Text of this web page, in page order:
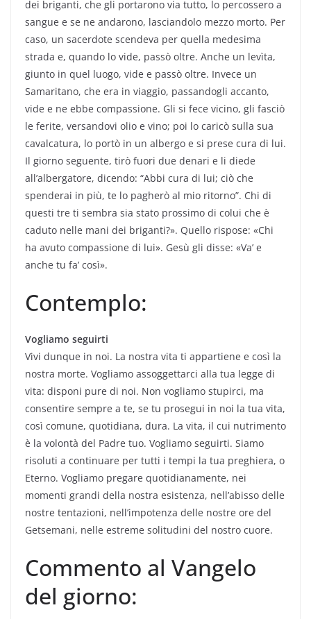
dei briganti, che gli portarono via tutto, lo percossero a
sangue e se ne andarono, lasciandolo mezzo morto. Per
caso, un sacerdote scendeva per quella medesima
strada e, quando lo vide, passò oltre. Anche un levìta,
giunto in quel luogo, vide e passò oltre. Invece un
Samaritano, che era in viaggio, passandogli accanto,
vide e ne ebbe compassione. Gli si fece vicino, gli fasciò
le ferite, versandovi olio e vino; poi lo caricò sulla sua
cavalcatura, lo portò in un albergo e si prese cura di lui.
Il giorno seguente, tirò fuori due denari e li diede
all’albergatore, dicendo: “Abbi cura di lui; ciò che
spenderai in più, te lo pagherò al mio ritorno”. Chi di
questi tre ti sembra sia stato prossimo di colui che è
caduto nelle mani dei briganti?». Quello rispose: «Chi
ha avuto compassione di lui». Gesù gli disse: «Va’ e
anche tu fa’ così».
Contemplo:
Vogliamo seguirti
Vivi dunque in noi. La nostra vita ti appartiene e così la
nostra morte. Vogliamo assoggettarci alla tua legge di
vita: disponi pure di noi. Non vogliamo stupirci, ma
consentire sempre a te, se tu prosegui in noi la tua vita,
così comune, quotidiana, dura. La vita, il cui nutrimento
è la volontà del Padre tuo. Vogliamo seguirti. Siamo
risoluti a continuare per tutti i tempi la tua preghiera, o
Eterno. Vogliamo pregare quotidianamente, nei
momenti grandi della nostra esistenza, nell’abisso delle
nostre tentazioni, nell’impotenza delle nostre ore del
Getsemani, nelle estreme solitudini del nostro cuore.
Commento al Vangelo
del giorno: